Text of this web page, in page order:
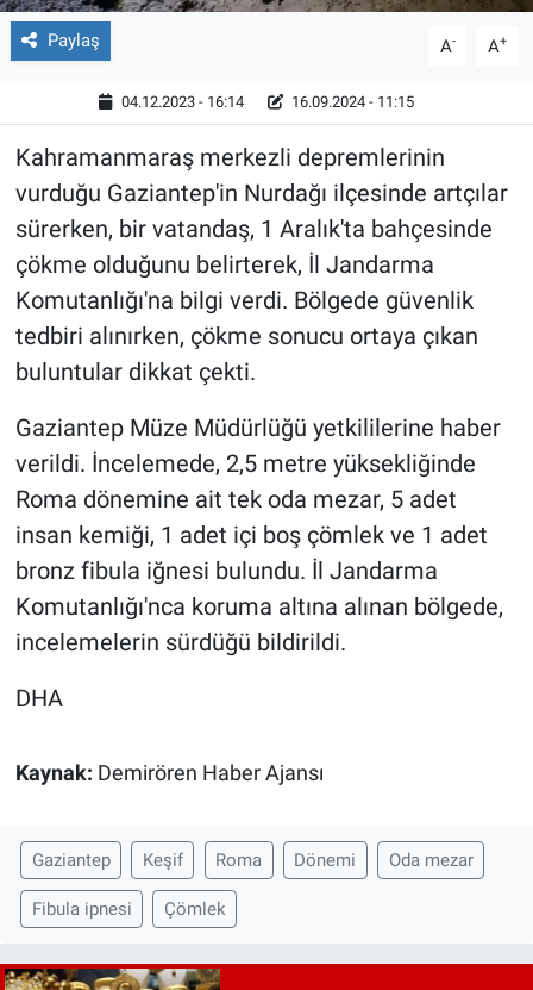
Paylaş A- A+
04.12.2023 - 16:14 16.09.2024 - 11:15
Kahramanmaraş merkezli depremlerinin
vurduğu Gaziantep'in Nurdağı ilçesinde artçılar
sürerken, bir vatandaş, 1 Aralık'ta bahçesinde
çökme olduğunu belirterek, İl Jandarma
Komutanlığı'na bilgi verdi. Bölgede güvenlik
tedbiri alınırken, çökme sonucu ortaya çıkan
buluntular dikkat çekti.
Gaziantep Müze Müdürlüğü yetkililerine haber
verildi. İncelemede, 2,5 metre yüksekliğinde
Roma dönemine ait tek oda mezar, 5 adet
insan kemiği, 1 adet içi boş çömlek ve 1 adet
bronz fibula iğnesi bulundu. İl Jandarma
Komutanlığı'nca koruma altına alınan bölgede,
incelemelerin sürdüğü bildirildi.
DHA
Kaynak: Demirören Haber Ajansı
Gaziantep Keşif Roma Dönemi Oda mezar
Fibula ipnesi Çömlek